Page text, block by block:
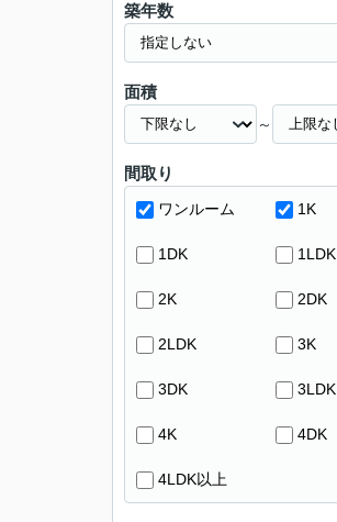
築年数
面積
～
間取り
ワンルーム 1K
1DK 1LDK
2K 2DK
2LDK 3K
3DK 3LDK
4K 4DK
4LDK以上